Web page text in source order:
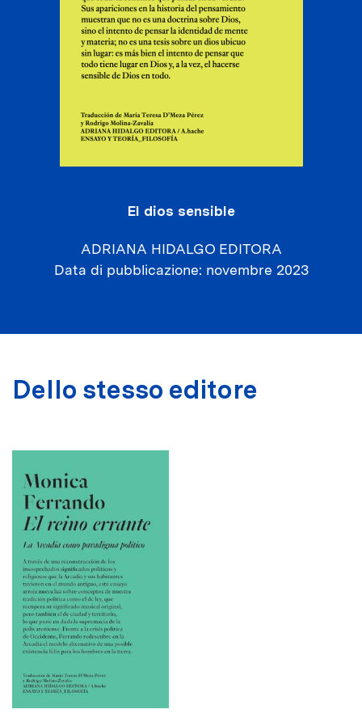
El dios sensible
ADRIANA HIDALGO EDITORA
Data di pubblicazione novembre 2023
Dello stesso editore